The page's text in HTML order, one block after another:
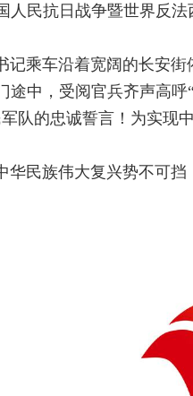
民抗日战争暨世界反
记乘车沿着宽阔的长安
途中，受阅官兵齐声高
队的忠诚誓言！为实现
华民族伟大复兴势不可